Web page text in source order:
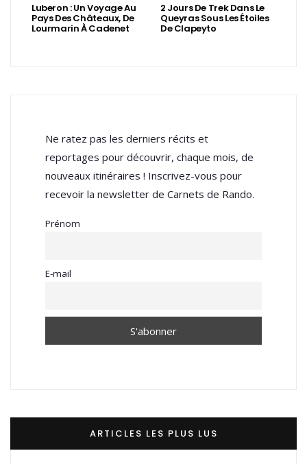
Luberon : Un Voyage Au
Pays Des Châteaux, De
Lourmarin À Cadenet
2 Jours De Trek Dans Le
Queyras Sous Les Étoiles
De Clapeyto
Ne ratez pas les derniers récits et
reportages pour découvrir, chaque mois, de
nouveaux itinéraires ! Inscrivez-vous pour
recevoir la newsletter de Carnets de Rando.
Prénom
E-mail
ARTICLES LES PLUS LUS